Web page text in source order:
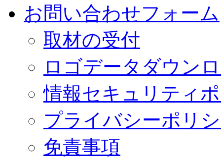
お問い合わせフォーム
取材の受付
ロゴデータダウン
情報セキュリティ
プライバシーポリ
免責事項